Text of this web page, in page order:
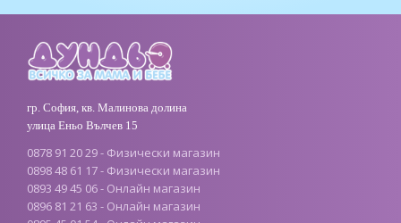
гр. София, кв. Малинова долина
улица Еньо Вълчев 15
0878 91 20 29 - Физически магазин
0898 48 61 17 - Физически магазин
0893 49 45 06 - Онлайн магазин
0896 81 21 63 - Онлайн магазин